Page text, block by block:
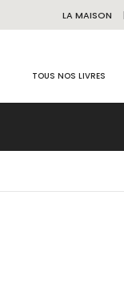
LA MAISON
TOUS NOS LIVRES